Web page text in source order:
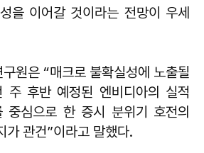
을 이어갈 것이라는 전망이 우세
원은 “매크로 불확실성에 노출될
주 후반 예정된 엔비디아의 실적
중심으로 한 증시 분위기 호전의
가 관건”이라고 말했다.